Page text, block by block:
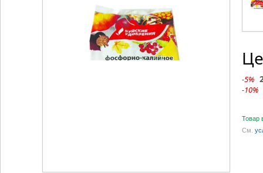
-5%
-10%
Товар
См.